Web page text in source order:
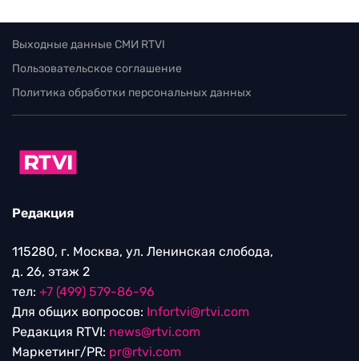
Выходные данные СМИ RTVI
Пользовательское соглашение
Политика обработки персональных данных
Редакция
115280, г. Москва, ул. Ленинская слобода,
д. 26, этаж 2
тел: +7 (499) 579-86-96
Для общих вопросов: Infortvi@rtvi.com
Редакция RTVI: news@rtvi.com
Маркетинг/PR: pr@rtvi.com